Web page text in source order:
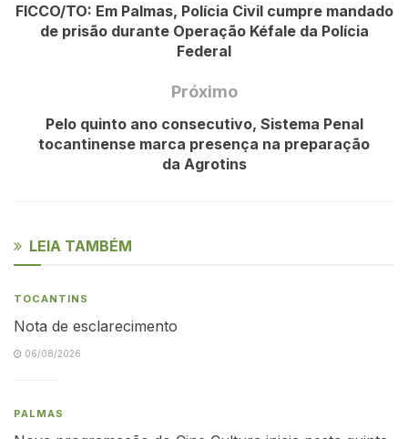
FICCO/TO: Em Palmas, Polícia Civil cumpre mandado
de prisão durante Operação Kéfale da Polícia
Federal
Próximo
Pelo quinto ano consecutivo, Sistema Penal
tocantinense marca presença na preparação
da Agrotins
LEIA TAMBÉM
TOCANTINS
Nota de esclarecimento
06/08/2026
PALMAS